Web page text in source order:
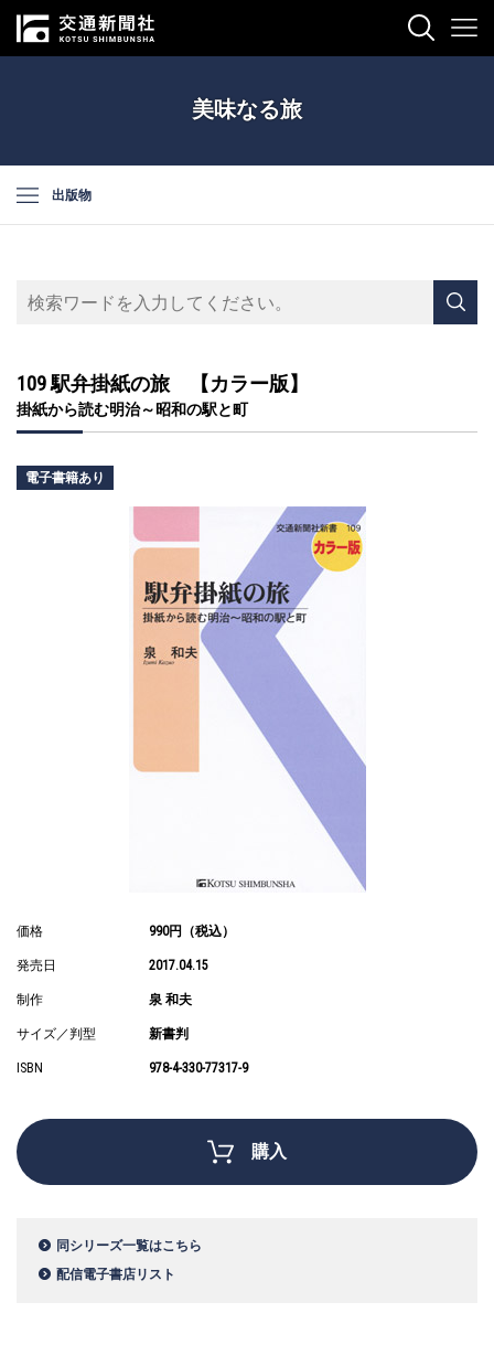
美味なる旅
出版物
109 駅弁掛紙の旅 【カラー版】
掛紙から読む明治～昭和の駅と町
電子書籍あり
価格 990円（税込）
発売日 2017.04.15
制作 泉 和夫
サイズ／判型 新書判
ISBN 978-4-330-77317-9
購入
同シリーズ一覧はこちら
配信電子書店リスト